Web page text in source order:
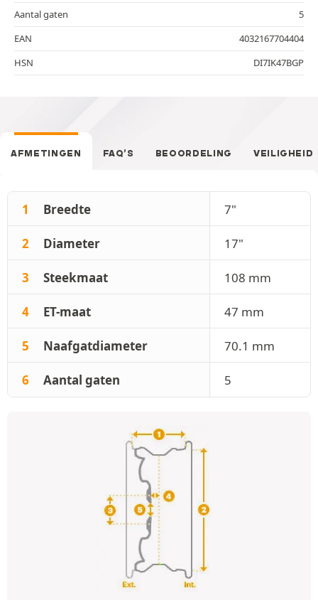
Aantal gaten
5
EAN
4032167704404
HSN
DI7IK47BGP
AFMETINGEN FAQ’S BEOORDELING VEILIGHEID
1 Breedte 7"
2 Diameter 17"
3 Steekmaat 108 mm
4 ET-maat 47 mm
5 Naafgatdiameter 70.1 mm
6 Aantal gaten 5